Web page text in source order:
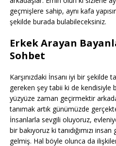
geçmişlere sahip, aynı kafa
şekilde burada bulabileceksiniz.
Erkek Arayan
Sohbet
Karşınızdaki İnsanı iyi bir şekilde
gereken şey tabii ki de kendisiyle
yüzyüze zaman geçirmektir
tanımak artık günümüzde
İnsanlarla sevgili oluyoruz,
bir bakıyoruz ki tanıdığımızı
gelmiş. Hal böyle olunca da